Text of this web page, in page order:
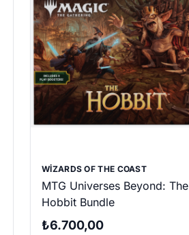
WIZARDS OF THE COAST
MTG Universes Beyond: The
Hobbit Bundle
₺6.700,00